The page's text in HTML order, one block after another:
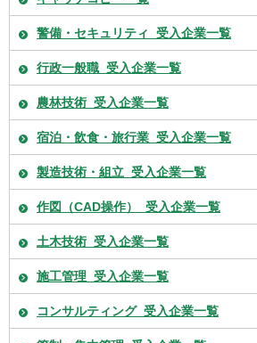
警備・セキュリティ_受入企業一覧
行政一般職_受入企業一覧
農林技術_受入企業一覧
宿泊・飲食・旅行業_受入企業一覧
製造技術・組立_受入企業一覧
作図（CAD操作）_受入企業一覧
土木技術_受入企業一覧
施工管理_受入企業一覧
コンサルティング_受入企業一覧